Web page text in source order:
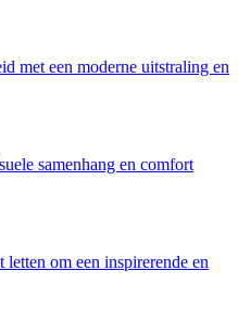
met een moderne uitstraling en
samenhang en comfort
om een inspirerende en